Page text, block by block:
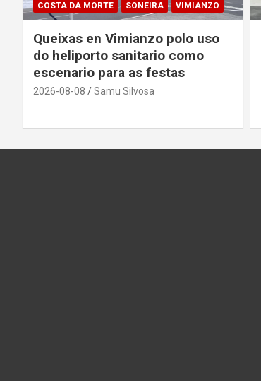
COSTA DA MORTE SONEIRA VIMIANZO
Queixas en Vimianzo polo uso
do heliporto sanitario como
escenario para as festas
2026-08-08 Samu Silvosa